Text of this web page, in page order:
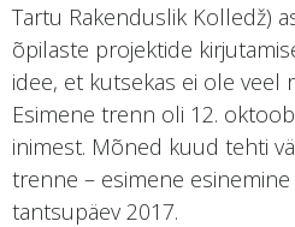
Tartu Rakenduslik Kolledž)
õpilaste projektide
idee, et kutsekas ei ole veel
Esimene trenn oli 12.
inimest. Mõned kuud tehti
trenne – esimene esinemine
tantsupäev 2017.